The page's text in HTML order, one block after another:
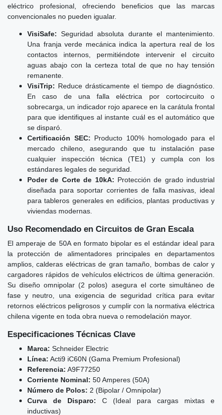
eléctrico profesional, ofreciendo beneficios que las marcas
convencionales no pueden igualar.
VisiSafe: Seguridad absoluta durante el mantenimiento.
Una franja verde mecánica indica la apertura real de los
contactos internos, permitiéndote intervenir el circuito
aguas abajo con la certeza total de que no hay tensión
remanente.
VisiTrip: Reduce drásticamente el tiempo de diagnóstico.
En caso de una falla eléctrica por cortocircuito o
sobrecarga, un indicador rojo aparece en la carátula frontal
para que identifiques al instante cuál es el automático que
se disparó.
Certificación SEC: Producto 100% homologado para el
mercado chileno, asegurando que tu instalación pase
cualquier inspección técnica (TE1) y cumpla con los
estándares legales de seguridad.
Poder de Corte de 10kA: Protección de grado industrial
diseñada para soportar corrientes de falla masivas, ideal
para tableros generales en edificios, plantas productivas y
viviendas modernas.
Uso Recomendado en Circuitos de Gran Escala
El amperaje de 50A en formato bipolar es el estándar ideal para
la protección de alimentadores principales en departamentos
amplios, calderas eléctricas de gran tamaño, bombas de calor y
cargadores rápidos de vehículos eléctricos de última generación.
Su diseño omnipolar (2 polos) asegura el corte simultáneo de
fase y neutro, una exigencia de seguridad crítica para evitar
retornos eléctricos peligrosos y cumplir con la normativa eléctrica
chilena vigente en toda obra nueva o remodelación mayor.
Especificaciones Técnicas Clave
Marca: Schneider Electric
Línea: Acti9 iC60N (Gama Premium Profesional)
Referencia: A9F77250
Corriente Nominal: 50 Amperes (50A)
Número de Polos: 2 (Bipolar / Omnipolar)
Curva de Disparo: C (Ideal para cargas mixtas e
inductivas)